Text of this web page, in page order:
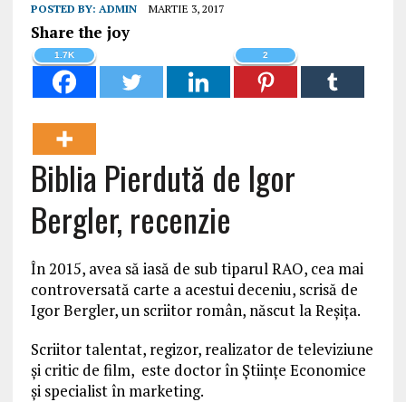
POSTED BY: ADMIN MARTIE 3, 2017
Share the joy
1.7K 2
Biblia Pierdută de Igor
Bergler, recenzie
În 2015, avea să iasă de sub tiparul RAO, cea mai
controversată carte a acestui deceniu, scrisă de
Igor Bergler, un scriitor român, născut la Reşiţa.
Scriitor talentat, regizor, realizator de televiziune
şi critic de film, este doctor în Ştiinţe Economice
şi specialist în marketing.